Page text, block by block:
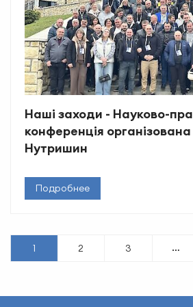
Наші заходи - Науково-
конференція
Нутришин
Подробнее
1 2 3 …